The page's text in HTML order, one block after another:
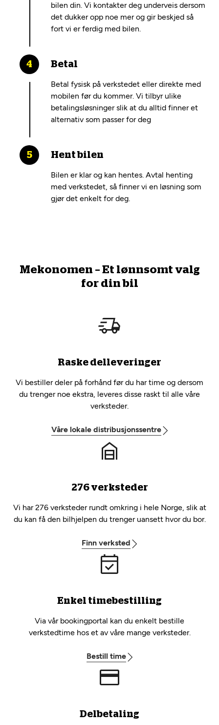
bilen din. Vi kontakter deg underveis dersom
det dukker opp noe mer og gir beskjed så
fort vi er ferdig med bilen.
Betal
Betal fysisk på verkstedet eller direkte med
mobilen før du kommer. Vi tilbyr ulike
betalingsløsninger slik at du alltid finner et
alternativ som passer for deg
Hent bilen
Bilen er klar og kan hentes. Avtal henting
med verkstedet, så finner vi en løsning som
gjør det enkelt for deg.
Mekonomen – Et lønnsomt valg
for din bil
Raske delleveringer
Vi bestiller deler på forhånd før du har time og dersom
du trenger noe ekstra, leveres disse raskt til alle våre
verksteder.
Våre lokale distribusjonssentre
276 verksteder
Vi har 276 verksteder rundt omkring i hele Norge, slik at
du kan få den bilhjelpen du trenger uansett hvor du bor.
Finn verksted
Enkel timebestilling
Via vår bookingportal kan du enkelt bestille
verkstedtime hos et av våre mange verksteder.
Bestill time
Delbetaling